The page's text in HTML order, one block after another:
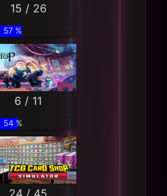
15 / 26
57 %
6 / 11
54 %